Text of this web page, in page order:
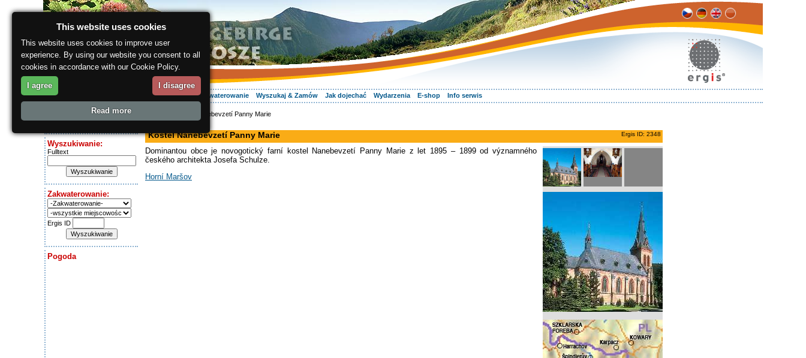
O regionie Wasz urlop Zakwaterowanie Wyszukaj & Zamów Jak dojechać Wydarzenia E-shop Info serwis
Dziś jest:
Wyszukiwanie:
Fulltext
Zakwaterowanie:
Ergis ID
Pogoda
> Kostel Nanebevzetí Panny Marie
Ergis ID: 2348
Kostel Nanebevzetí Panny Marie
Dominantou obce je novogotický farní kostel Nanebevzetí Panny Marie z let 1895 – 1899 od významného
českého architekta Josefa Schulze.
Horní Maršov
This website uses cookies
This website uses cookies to improve user
experience. By using our website you consent to all
cookies in accordance with our Cookie Policy.
I agree I disagree
Read more